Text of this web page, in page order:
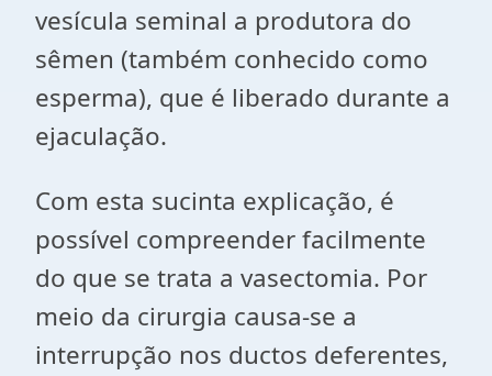
vesícula seminal a produtora do
sêmen (também conhecido como
esperma), que é liberado durante a
ejaculação.
Com esta sucinta explicação, é
possível compreender facilmente
do que se trata a vasectomia. Por
meio da cirurgia causa-se a
interrupção nos ductos deferentes,